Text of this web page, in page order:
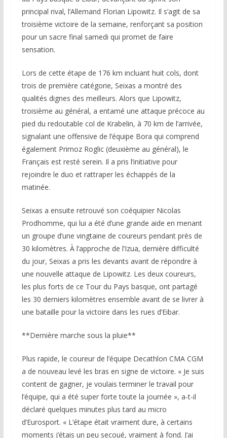
principal rival, l’Allemand Florian Lipowitz. Il s’agit de sa
troisième victoire de la semaine, renforçant sa position
pour un sacre final samedi qui promet de faire
sensation.
Lors de cette étape de 176 km incluant huit cols, dont
trois de première catégorie, Seixas a montré des
qualités dignes des meilleurs. Alors que Lipowitz,
troisième au général, a entamé une attaque précoce au
pied du redoutable col de Krabelin, à 70 km de l’arrivée,
signalant une offensive de l’équipe Bora qui comprend
également Primoz Roglic (deuxième au général), le
Français est resté serein. Il a pris l’initiative pour
rejoindre le duo et rattraper les échappés de la
matinée.
Seixas a ensuite retrouvé son coéquipier Nicolas
Prodhomme, qui lui a été d’une grande aide en menant
un groupe d’une vingtaine de coureurs pendant près de
30 kilomètres. À l’approche de l’Izua, dernière difficulté
du jour, Seixas a pris les devants avant de répondre à
une nouvelle attaque de Lipowitz. Les deux coureurs,
les plus forts de ce Tour du Pays basque, ont partagé
les 30 derniers kilomètres ensemble avant de se livrer à
une bataille pour la victoire dans les rues d’Eibar.
**Dernière marche sous la pluie**
Plus rapide, le coureur de l’équipe Decathlon CMA CGM
a de nouveau levé les bras en signe de victoire. « Je suis
content de gagner, je voulais terminer le travail pour
l’équipe, qui a été super forte toute la journée », a-t-il
déclaré quelques minutes plus tard au micro
d’Eurosport. « L’étape était vraiment dure, à certains
moments j’étais un peu secoué, vraiment à fond. J’ai